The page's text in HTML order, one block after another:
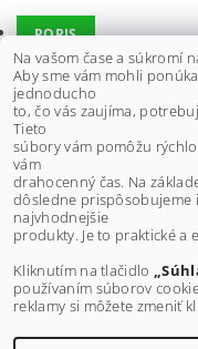
POPIS
DISKUSIA
Vhodné pre modely:
Access Tomahawk 250
Access MAX3, 250
Buďte prvý, kto napíše
Na vašom čase a súkromí
Aby sme vám mohli
jednoducho
to, čo vás zaujíma,
Tieto
súbory vám pomôžu
vám
drahocenný čas. Na
dôsledne prispôsobujeme
najvhodnejšie
produkty. Je to praktické a
Kliknutím na tlačidlo
používaním súborov
reklamy si môžete zmeniť